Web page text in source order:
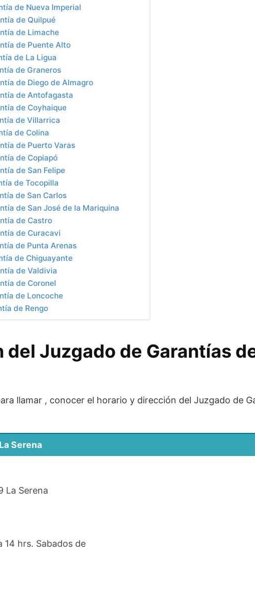
de Nueva Imperial
de Quilpué
de Limache
de Puente Alto
de La Ligua
de Graneros
de Diego de Almagro
de Antofagasta
de Coyhaique
de Villarrica
de Colina
de Puerto Varas
de Copiapó
de San Felipe
de Tocopilla
de San Carlos
de San José de la Mariquina
de Castro
de Curacavi
de Punta Arenas
de Chiguayante
de Valdivia
de Coronel
de Loncoche
de Rengo
Juzgado de Garantías
llamar , conocer el horario y dirección del Juzgado de
Serena
La Serena
14 hrs. Sabados de